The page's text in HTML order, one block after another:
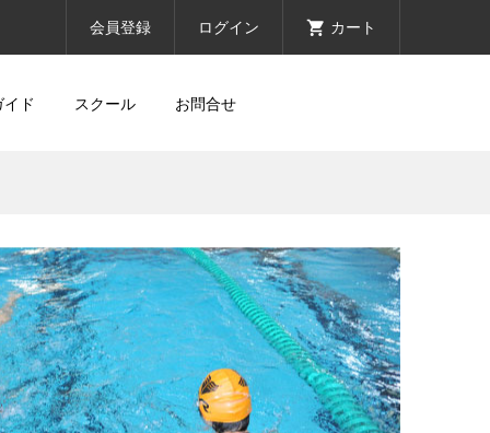
会員登録 ログイン カート
ド スクール お問合せ